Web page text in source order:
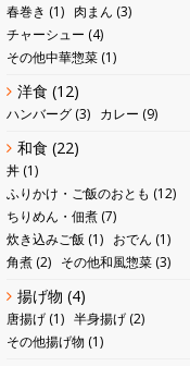
春巻き (1) 肉まん (3)
チャーシュー (4)
その他中華惣菜(1)
洋食 (12)
ハンバーグ(3) カレー (9)
和食 (22)
丼(1)
ふりかけ・ご飯のおとも (12)
ちりめん・佃煮(7)
炊き込みご飯 (1) おでん (1)
角煮(2) その他和風惣菜(3)
揚げ物 (4)
唐揚げ(1) 半身揚げ(2)
その他揚げ物 (1)